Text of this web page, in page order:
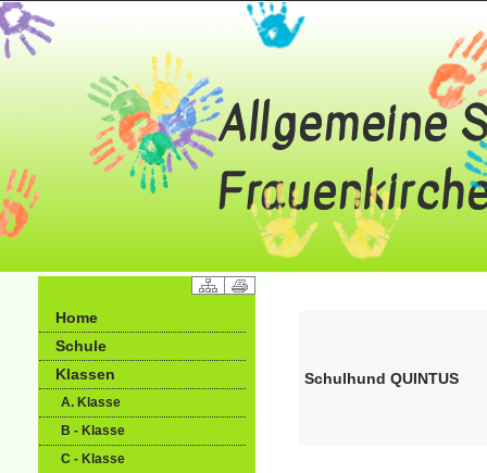
Home
Schule
Klassen
A. Klasse
B - Klasse
C - Klasse
Schulhund QUINTUS